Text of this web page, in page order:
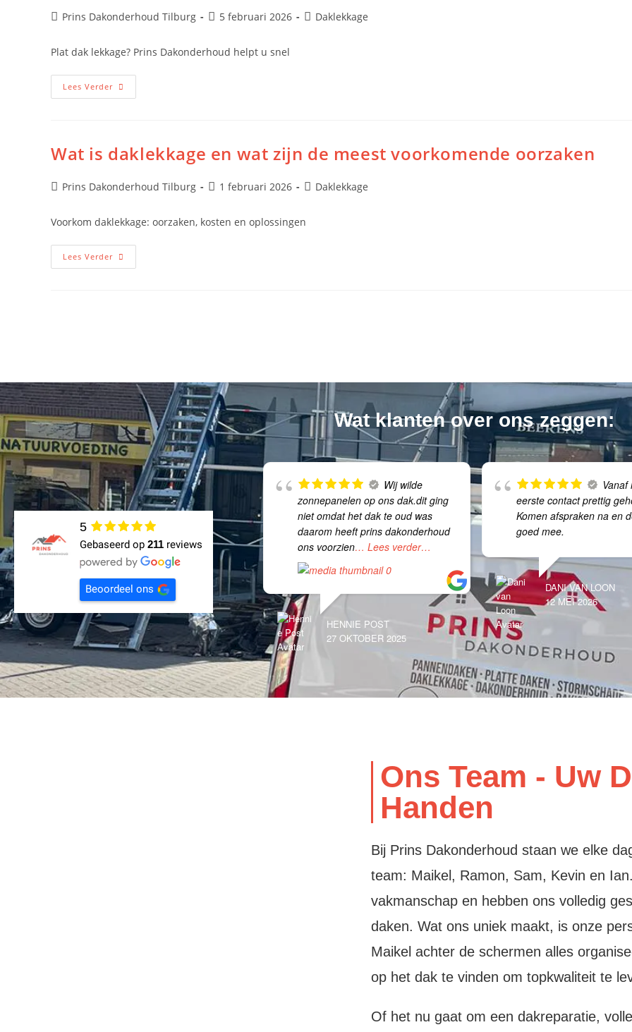
Prins Dakonderhoud Tilburg 5 februari 2026 Daklekkage
Plat dak lekkage? Prins Dakonderhoud helpt u snel
Lees Verder
Wat is daklekkage en wat zijn de meest voorkomende oorzaken
Prins Dakonderhoud Tilburg 1 februari 2026 Daklekkage
Voorkom daklekkage: oorzaken, kosten en oplossingen
Lees Verder
Wat klanten over ons zeggen:
5
Gebaseerd op 211 reviews
Beoordeel ons
Wij wilde
zonnepanelen op ons dak.dit ging
niet omdat het dak te oud was
daarom heeft prins dakonderhoud
ons voorzien… Lees verder…
HENNIE POST
27 OKTOBER 2025
Vanaf
eerste contact prettig
Komen afspraken na en
goed mee.
DANI VAN LOON
12 MEI 2026
Ons Team - Uw
Handen
Bij Prins Dakonderhoud staan we elke
team: Maikel, Ramon, Sam, Kevin en
vakmanschap en hebben ons volledig
daken. Wat ons uniek maakt, is onze
Maikel achter de schermen alles
op het dak te vinden om topkwaliteit te
Of het nu gaat om een dakreparatie,